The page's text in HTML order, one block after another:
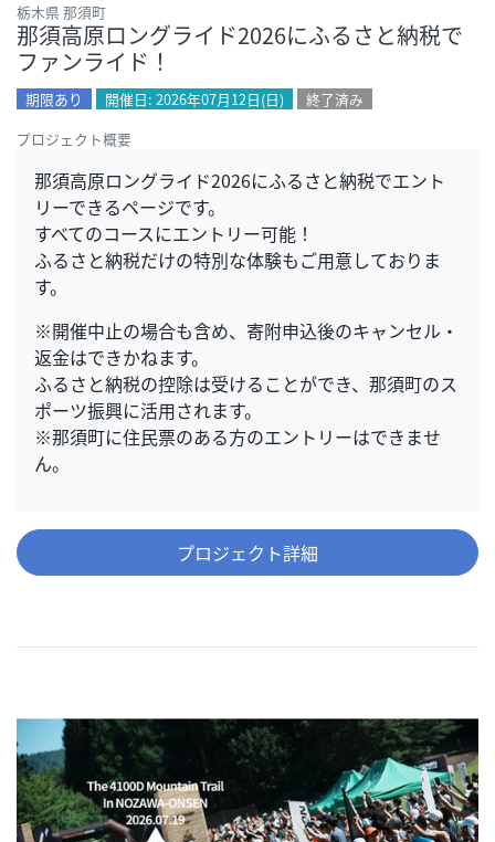
栃木県 那須町
那須高原ロングライド2026にふるさと納税で
ファンライド！
期限あり 開催日: 2026年07月12日(日)
終了済み
プロジェクト概要
那須高原ロングライド2026にふるさと納税でエント
リーできるページです。
すべてのコースにエントリー可能！
ふるさと納税だけの特別な体験もご用意しておりま
す。
※開催中止の場合も含め、寄附申込後のキャンセル・
返金はできかねます。
ふるさと納税の控除は受けることができ、那須町のス
ポーツ振興に活用されます。
※那須町に住民票のある方のエントリーはできませ
ん。
プロジェクト詳細